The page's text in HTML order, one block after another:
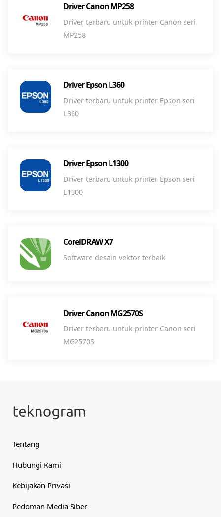
Driver Canon MP258
Driver terbaru untuk printer Canon seri
MP258
Driver Epson L360
Driver terbaru untuk printer Epson seri
L360
Driver Epson L1300
Driver terbaru untuk printer Epson seri
L1300
CorelDRAW X7
Software desain vektor terbaik
Driver Canon MG2570S
Driver terbaru untuk printer Canon seri
MG2570S
Tentang
Hubungi Kami
Kebijakan Privasi
Pedoman Media Siber